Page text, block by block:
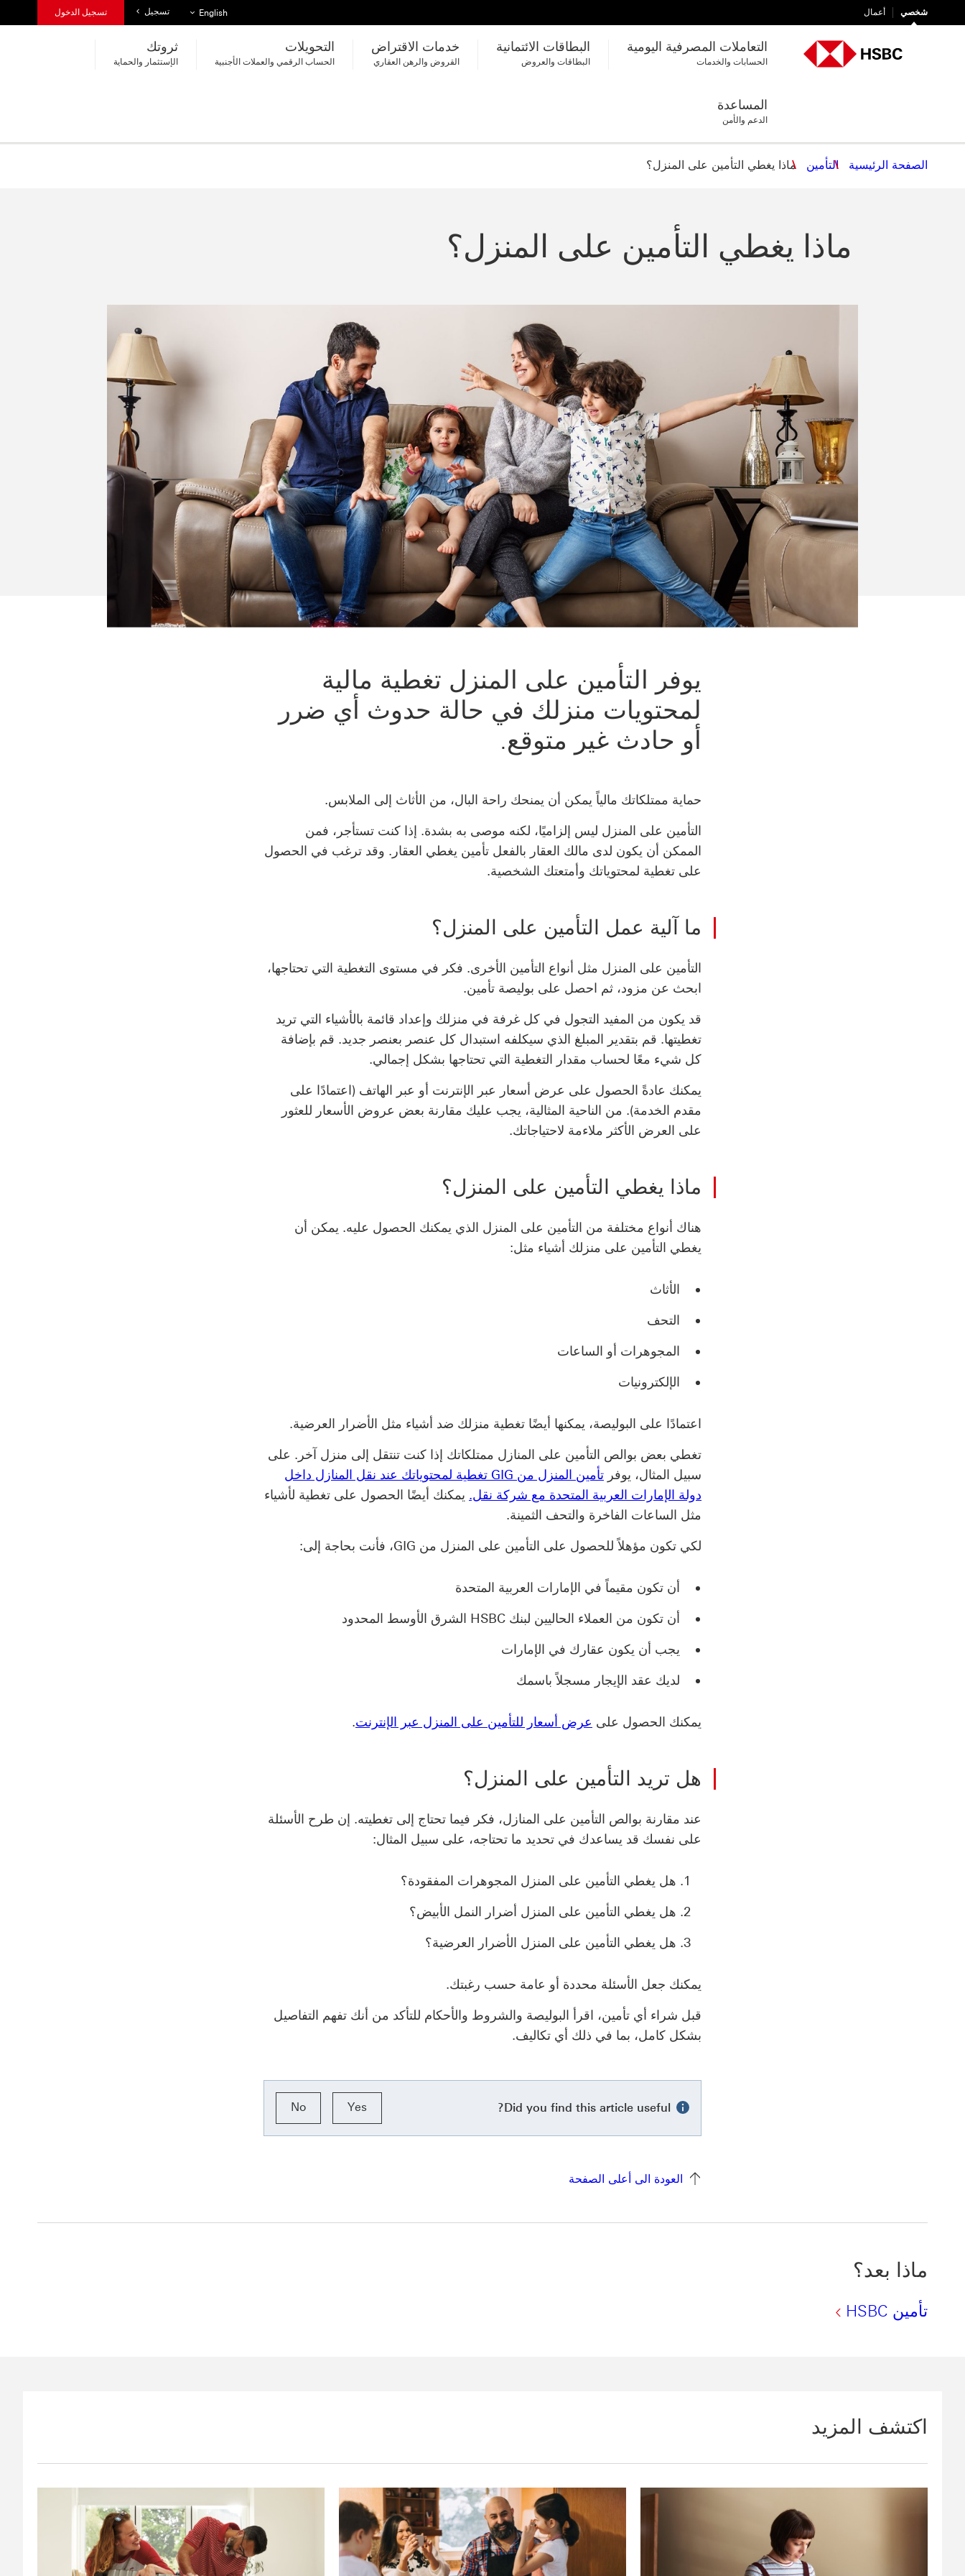
شخصي أعمال قائمة اللغات
English تسجيل تسجيل الدخول
التعاملات المصرفية اليومية
الحسابات والخدمات
البطاقات الائتمانية
البطاقات والعروض
خدمات الاقتراض
القروض والرهن العقاري
التحويلات
الحساب الرقمي والعملات الأجنبية
ثروتك
الإستثمار والحماية
المساعدة
الدعم والأمن
الصفحة الرئيسية التأمين ماذا يغطي التأمين على المنزل؟
ماذا يغطي التأمين على المنزل؟
يوفر التأمين على المنزل تغطية مالية
لمحتويات منزلك في حالة حدوث أي ضرر
أو حادث غير متوقع.
حماية ممتلكاتك مالياً يمكن أن يمنحك راحة البال، من الأثاث إلى الملابس.
التأمين على المنزل ليس إلزاميًا، لكنه موصى به بشدة. إذا كنت تستأجر، فمن
الممكن أن يكون لدى مالك العقار بالفعل تأمين يغطي العقار. وقد ترغب في الحصول
على تغطية لمحتوياتك وأمتعتك الشخصية.
ما آلية عمل التأمين على المنزل؟
التأمين على المنزل مثل أنواع التأمين الأخرى. فكر في مستوى التغطية التي تحتاجها،
ابحث عن مزود، ثم احصل على بوليصة تأمين.
قد يكون من المفيد التجول في كل غرفة في منزلك وإعداد قائمة بالأشياء التي تريد
تغطيتها. قم بتقدير المبلغ الذي سيكلفه استبدال كل عنصر بعنصر جديد. قم بإضافة
كل شيء معًا لحساب مقدار التغطية التي تحتاجها بشكل إجمالي.
يمكنك عادةً الحصول على عرض أسعار عبر الإنترنت أو عبر الهاتف (اعتمادًا على
مقدم الخدمة). من الناحية المثالية، يجب عليك مقارنة بعض عروض الأسعار للعثور
على العرض الأكثر ملاءمة لاحتياجاتك.
ماذا يغطي التأمين على المنزل؟
هناك أنواع مختلفة من التأمين على المنزل الذي يمكنك الحصول عليه. يمكن أن
يغطي التأمين على منزلك أشياء مثل:
الأثاث
التحف
المجوهرات أو الساعات
الإلكترونيات
اعتمادًا على البوليصة، يمكنها أيضًا تغطية منزلك ضد أشياء مثل الأضرار العرضية.
تغطي بعض بوالص التأمين على المنازل ممتلكاتك إذا كنت تنتقل إلى منزل آخر. على
سبيل المثال، يوفر
تأمين المنزل من GIG تغطية لمحتوياتك عند نقل المنازل داخل
دولة الإمارات العربية المتحدة مع شركة نقل. يمكنك أيضًا الحصول على تغطية لأشياء
مثل الساعات الفاخرة والتحف الثمينة.
لكي تكون مؤهلاً للحصول على التأمين على المنزل من GIG، فأنت بحاجة إلى:
أن تكون مقيماً في الإمارات العربية المتحدة
أن تكون من العملاء الحاليين لبنك HSBC الشرق الأوسط المحدود
يجب أن يكون عقارك في الإمارات
لديك عقد الإيجار مسجلاً باسمك
يمكنك الحصول على عرض أسعار للتأمين على المنزل عبر الإنترنت.
هل تريد التأمين على المنزل؟
عند مقارنة بوالص التأمين على المنازل، فكر فيما تحتاج إلى تغطيته. إن طرح الأسئلة
على نفسك قد يساعدك في تحديد ما تحتاجه، على سبيل المثال:
هل يغطي التأمين على المنزل المجوهرات المفقودة؟
هل يغطي التأمين على المنزل أضرار النمل الأبيض؟
هل يغطي التأمين على المنزل الأضرار العرضية؟
يمكنك جعل الأسئلة محددة أو عامة حسب رغبتك.
قبل شراء أي تأمين، اقرأ البوليصة والشروط والأحكام للتأكد من أنك تفهم التفاصيل
بشكل كامل، بما في ذلك أي تكاليف.
Did you find this article useful?
Yes
No
العودة الى أعلى الصفحة
ماذا بعد؟
تأمين HSBC
اكتشف المزيد